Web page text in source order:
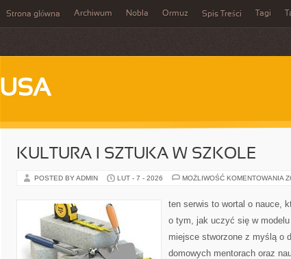
Strona główna Archiwum Nobla Ormuz Spis Treści Tagi
USA
KULTURA I SZTUKA W SZKOLE
POSTED BY ADMIN LUT - 7 - 2026 MOŻLIWOŚĆ KOMENTOWANIA
W
ten serwis to wortal o nauce,
o tym, jak uczyć się w modelu
miejsce stworzone z myślą o
domowych mentorach oraz